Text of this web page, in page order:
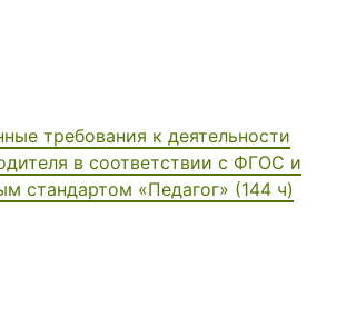
требования к деятельности
в соответствии с ФГОС и
стандартом «Педагог» (144 ч)